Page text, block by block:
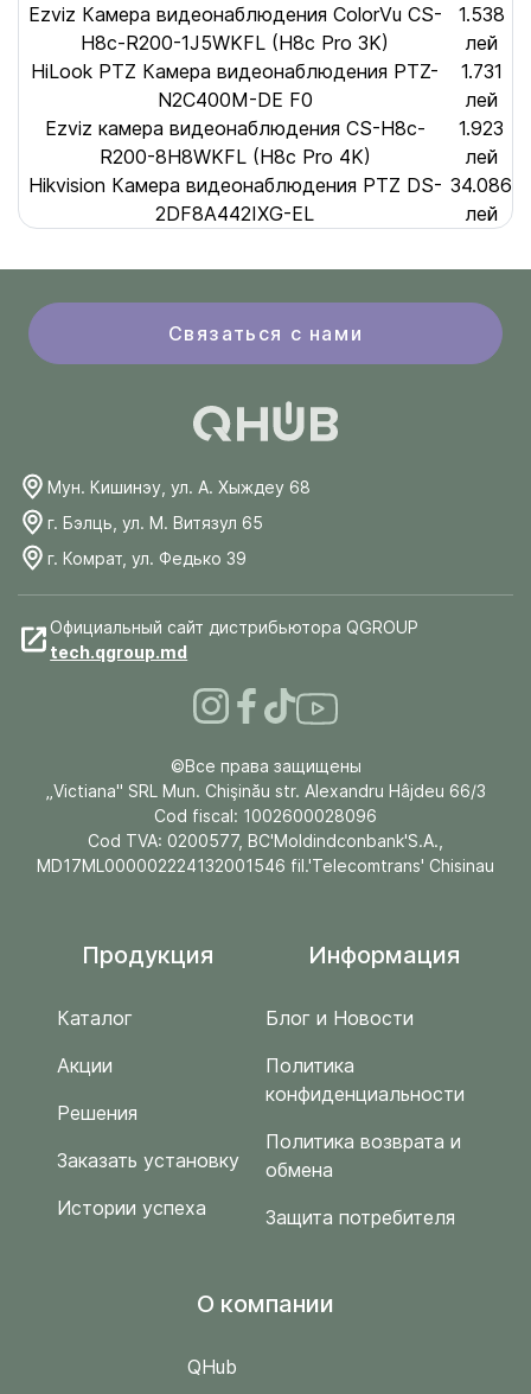
Ezviz Камера видеонаблюдения ColorVu CS-
H8c-R200-1J5WKFL (H8c Pro 3K)
1.538
лей
HiLook PTZ Камера видеонаблюдения PTZ-
N2C400M-DE F0
1.731
лей
Ezviz камера видеонаблюдения CS-H8c-
R200-8H8WKFL (H8c Pro 4K)
1.923
лей
Hikvision Камера видеонаблюдения PTZ DS-
2DF8A442IXG-EL
34.086
лей
Связаться с нами
Мун. Кишинэу, ул. А. Хыждеу 68
г. Бэлць, ул. М. Витязул 65
г. Комрат, ул. Федько 39
Официальный сайт дистрибьютора QGROUP
tech.qgroup.md
©Все права защищены
„Victiana" SRL Mun. Chişinău str. Alexandru Hâjdeu 66/3
Cod fiscal: 1002600028096
Cod TVA: 0200577, BC'Moldindconbank'S.A.,
MD17ML000002224132001546 fil.'Telecomtrans' Chisinau
Продукция
Каталог
Акции
Решения
Заказать установку
Истории успеха
Информация
Блог и Новости
Политика
конфиденциальности
Политика возврата и
обмена
Защита потребителя
O компании
QHub